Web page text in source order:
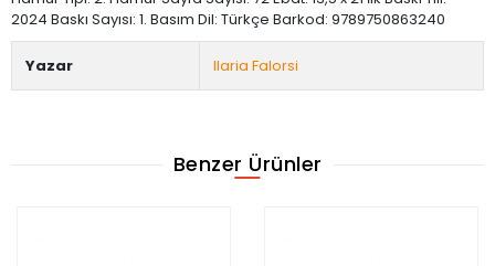
2024 Baskı Sayısı: 1. Basım Dil: Türkçe Barkod: 9789750863240
Yazar Ilaria Falorsi
Benzer Ürünler